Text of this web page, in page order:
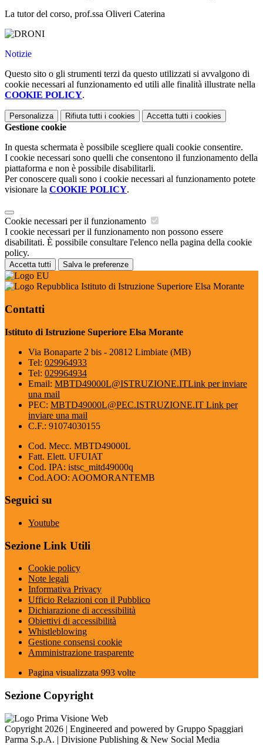
La tutor del corso, prof.ssa Oliveri Caterina
Notizie
Questo sito o gli strumenti terzi da questo utilizzati si avvalgono di
cookie necessari al funzionamento ed utili alle finalità illustrate nella
COOKIE POLICY.
Personalizza Rifiuta tutti i cookies Accetta tutti i cookies
Gestione cookie
In questa schermata è possibile scegliere quali cookie consentire.
I cookie necessari sono quelli che consentono il funzionamento della
piattaforma e non è possibile disabilitarli.
Per conoscere quali sono i cookie necessari al funzionamento potete
visionare la COOKIE POLICY.
Cookie necessari per il funzionamento
I cookie necessari per il funzionamento non possono essere
disabilitati. È possibile consultare l'elenco nella pagina della cookie
policy.
Accetta tutti Salva le preferenze
Istituto di Istruzione Superiore Elsa Morante
Contatti
Istituto di Istruzione Superiore Elsa Morante
Via Bonaparte 2 bis - 20812 Limbiate (MB)
Tel: 029964933
Tel: 029964934
Email: MBTD49000L@ISTRUZIONE.ITLink per inviare
una mail
PEC: MBTD49000L@PEC.ISTRUZIONE.IT Link per
inviare una mail
C.F.: 91074030155
Cod. Mecc. MBTD49000L
Fatt. Elett. UFUIAT
Cod. IPA: istsc_mitd49000q
Cod.AOO: AOOMORANTEMB
Seguici su
Youtube
Sezione Link Utili
Cookie policy
Note legali
Informativa Privacy
Ufficio Relazioni con il Pubblico
Dichiarazione di accessibilità
Obiettivi di accessibilità
Whistleblowing
Gestione consensi cookie
Amministrazione trasparente
Pagina visualizzata 993 volte
Sezione Copyright
Copyright 2026 | Engineered and powered by Gruppo Spaggiari
Parma S.p.A. | Divisione Publishing & New Social Media